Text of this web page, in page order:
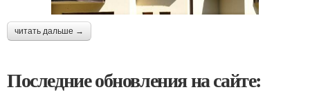
читать дальше →
Последние обновления на сайте: